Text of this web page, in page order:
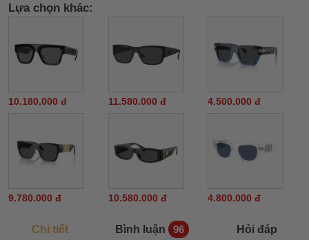
Lựa chọn khác:
10.180.000 đ 11.580.000 đ 4.500.000 đ
9.780.000 đ 10.580.000 đ 4.800.000 đ
Chi tiết Bình luận 96 Hỏi đáp